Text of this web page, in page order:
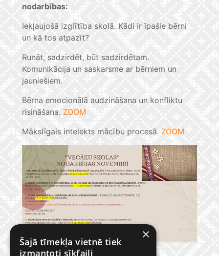
nodarbības:
Iekļaujošā izglītība skolā. Kādi ir īpašie bērni
un kā tos atpazīt?
Runāt, sadzirdēt, būt sadzirdētam.
Komunikācija un saskarsme ar bērniem un
jauniešiem.
Bērna emocionālā audzināšana un konfliktu
risināšana. ZOOM
Mākslīgais intelekts mācību procesā. ZOOM
×
Šajā tīmekļa vietnē tiek
izmantoti sīkfaili